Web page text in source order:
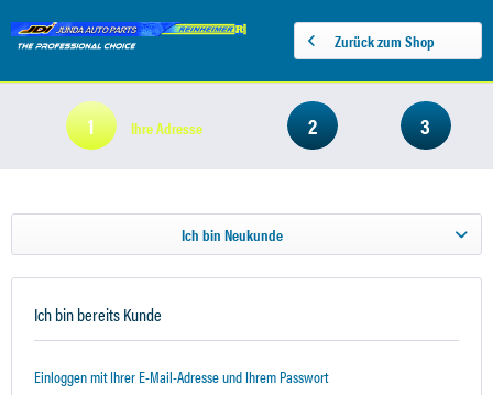
Zurück zum Shop
1 Ihre Adresse 2 3
Ich bin Neukunde
Ich bin bereits Kunde
Einloggen mit Ihrer E-Mail-Adresse und Ihrem Passwort